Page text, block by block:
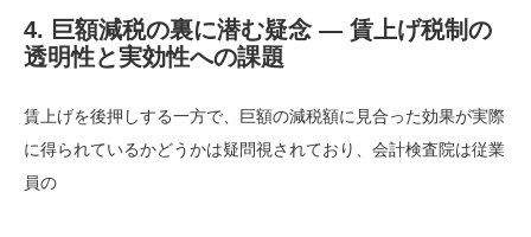
4. 巨額減税の裏に潜む疑念 ― 賃上げ税制の
透明性と実効性への課題
賃上げを後押しする一方で、巨額の減税額に見合った効果が実際
に得られているかどうかは疑問視されており、会計検査院は従業
員の